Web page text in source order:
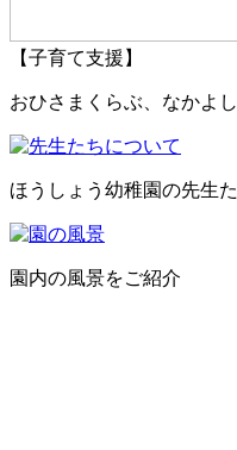
【子育て支援】
おひさまくらぶ、なかよ
ほうしょう幼稚園の先生
園内の風景をご紹介